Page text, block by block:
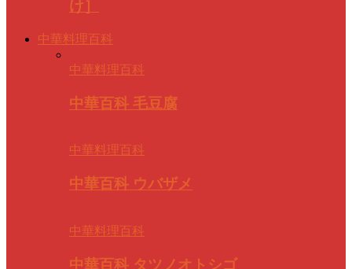
け］
中華料理百科
中華料理百科
中華百科 毛豆腐
中華料理百科
中華百科 ウバザメ
中華料理百科
中華百科 タツノオトシゴ